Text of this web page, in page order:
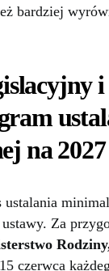
bardziej
i
na
ustalania
Za
czerwca